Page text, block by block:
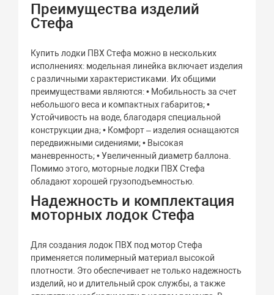
Преимущества изделий
Стефа
Купить лодки ПВХ Стефа можно в нескольких
исполнениях: модельная линейка включает изделия
с различными характеристиками. Их общими
преимуществами являются: • Мобильность за счет
небольшого веса и компактных габаритов; •
Устойчивость на воде, благодаря специальной
конструкции дна; • Комфорт – изделия оснащаются
передвижными сидениями; • Высокая
маневренность; • Увеличенный диаметр баллона.
Помимо этого, моторные лодки ПВХ Стефа
обладают хорошей грузоподъемностью.
Надежность и комплектация
моторных лодок Стефа
Для создания лодок ПВХ под мотор Стефа
применяется полимерный материал высокой
плотности. Это обеспечивает не только надежность
изделий, но и длительный срок службы, а также